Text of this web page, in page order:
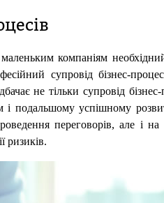
компаніям
супровід бізнес-
не тільки супровід
і подальшому успішному
переговорів, але і
ризиків.